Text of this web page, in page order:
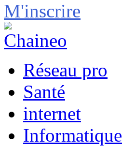
M'inscrire
Réseau pro
Santé
internet
Informatique